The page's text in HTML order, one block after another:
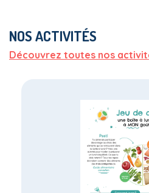
NOS ACTIVITÉS
Découvrez toutes nos